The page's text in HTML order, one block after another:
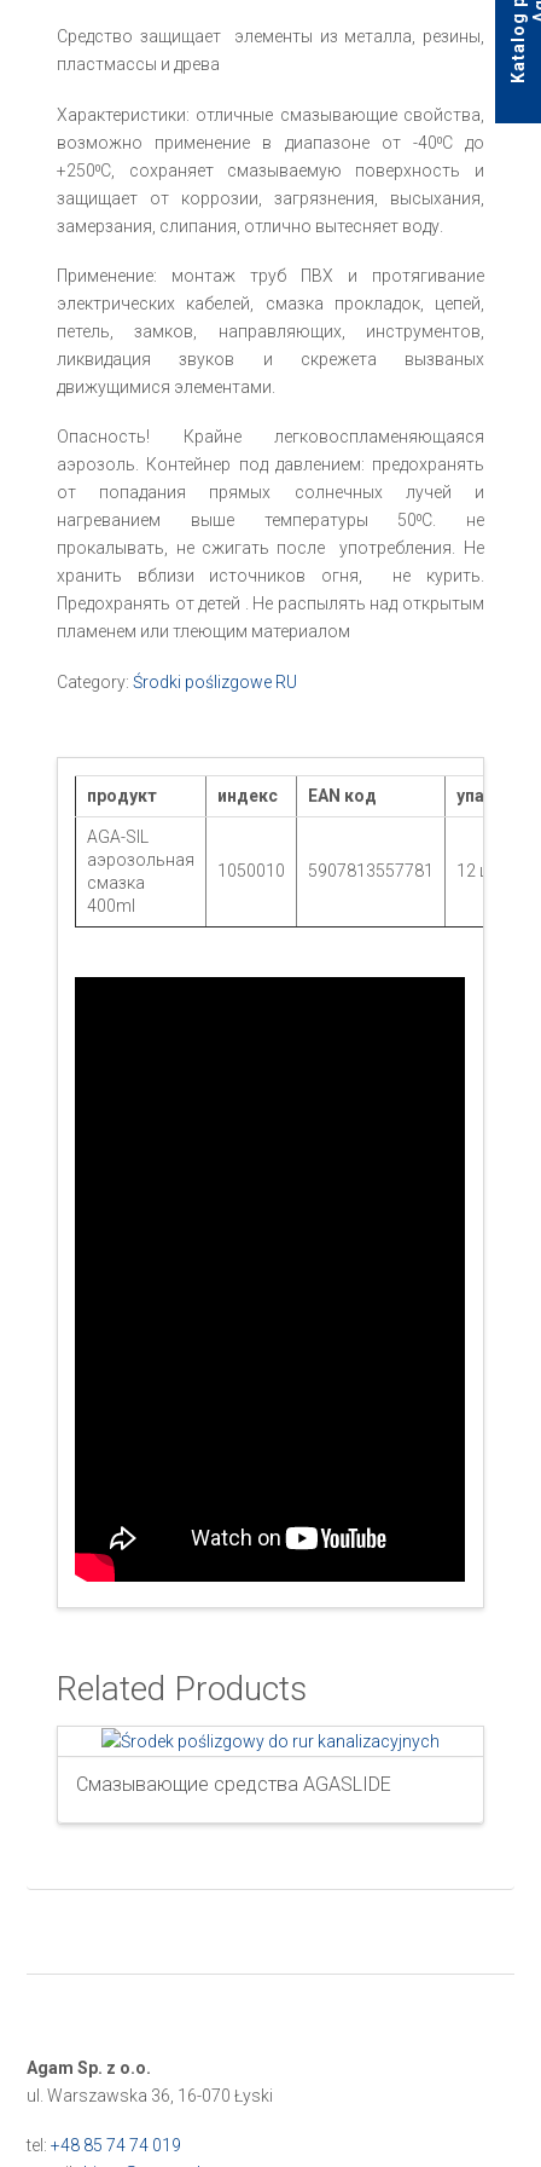
Средство защищает элементы из металла, резины,
пластмассы и древа
Характеристики: отличные смазывающие свойства,
возможно применение в диапазоне от -40⁰С до
+250⁰С, сохраняет смазываемую поверхность и
защищает от коррозии, загрязнения, высыхания,
замерзания, слипания, отлично вытесняет воду.
Применение: монтаж труб ПВХ и протягивание
электрических кабелей, смазка прокладок, цепей,
петель, замков, направляющих, инструментов,
ликвидация звуков и скрежета вызваных
движущимися элементами.
Опасность! Крайне легковоспламеняющаяся
аэрозоль. Контейнер под давлением: предохранять
от попадания прямых солнечных лучей и
нагреванием выше температуры 50⁰С. не
прокалывать, не сжигать после употребления. Не
хранить вблизи источников огня, не курить.
Предохранять от детей . Не распылять над открытым
пламенем или тлеющим материалом
Category:Środki poślizgowe RU
продукт индекс EAN код yпаковка
AGA-SIL
аэрозольная
смазка
400ml
1050010 5907813557781 12 шт.
Related Products
Смазывающие средства AGASLIDE
Agam Sp. z o.o.
ul. Warszawska 36, 16-070 Łyski
tel:+48 85 74 74 019